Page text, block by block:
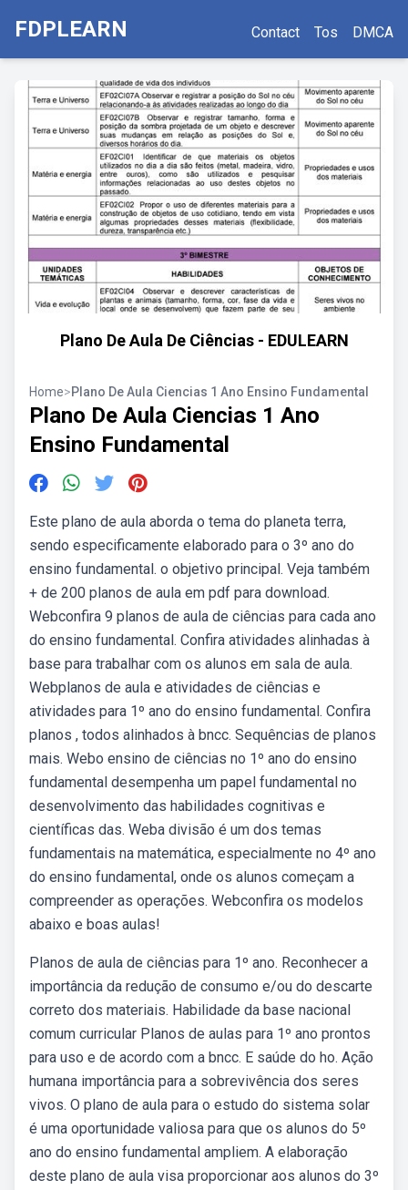
FDPLEARN Contact Tos DMCA
Plano De Aula De Ciências - EDULEARN
Home>Plano De Aula Ciencias 1 Ano Ensino Fundamental
Plano De Aula Ciencias 1 Ano
Ensino Fundamental
Este plano de aula aborda o tema do planeta terra,
sendo especificamente elaborado para o 3º ano do
ensino fundamental. o objetivo principal. Veja também
+ de 200 planos de aula em pdf para download.
Webconfira 9 planos de aula de ciências para cada ano
do ensino fundamental. Confira atividades alinhadas à
base para trabalhar com os alunos em sala de aula.
Webplanos de aula e atividades de ciências e
atividades para 1º ano do ensino fundamental. Confira
planos , todos alinhados à bncc. Sequências de planos
mais. Webo ensino de ciências no 1º ano do ensino
fundamental desempenha um papel fundamental no
desenvolvimento das habilidades cognitivas e
científicas das. Weba divisão é um dos temas
fundamentais na matemática, especialmente no 4º ano
do ensino fundamental, onde os alunos começam a
compreender as operações. Webconfira os modelos
abaixo e boas aulas!
Planos de aula de ciências para 1º ano. Reconhecer a
importância da redução de consumo e/ou do descarte
correto dos materiais. Habilidade da base nacional
comum curricular Planos de aulas para 1º ano prontos
para uso e de acordo com a bncc. E saúde do ho. Ação
humana importância para a sobrevivência dos seres
vivos. O plano de aula para o estudo do sistema solar
é uma oportunidade valiosa para que os alunos do 5º
ano do ensino fundamental ampliem. A elaboração
deste plano de aula visa proporcionar aos alunos do 3º